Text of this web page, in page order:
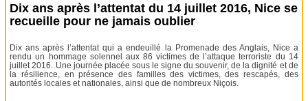
Dix ans après l’attentat du 14 juillet 2016, Nice se
recueille pour ne jamais oublier
Dix ans après l’attentat qui a endeuillé la Promenade des Anglais, Nice a
rendu un hommage solennel aux 86 victimes de l’attaque terroriste du 14
juillet 2016. Une journée placée sous le signe du souvenir, de la dignité et de
la résilience, en présence des familles des victimes, des rescapés, des
autorités locales et nationales, ainsi que de nombreux Niçois.